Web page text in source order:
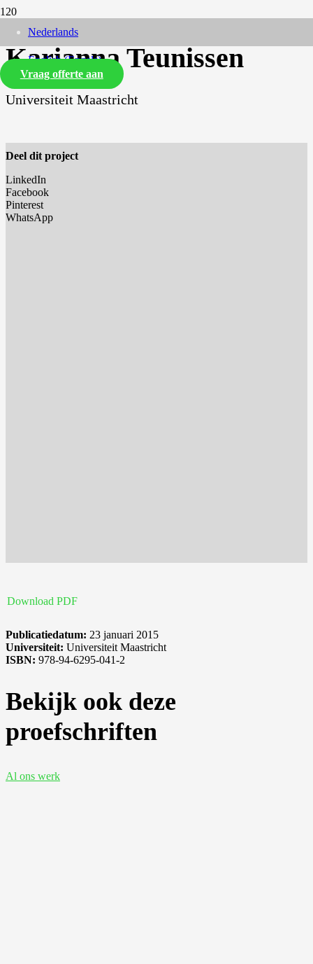
Nederlands
English(Engels)
Vraag offerte aan
Karianna Teunissen
Universiteit Maastricht
Deel dit project
LinkedIn
Facebook
Pinterest
WhatsApp
Download PDF
Publicatiedatum: 23 januari 2015
Universiteit: Universiteit Maastricht
ISBN: 978-94-6295-041-2
Bekijk ook deze
proefschriften
Al ons werk